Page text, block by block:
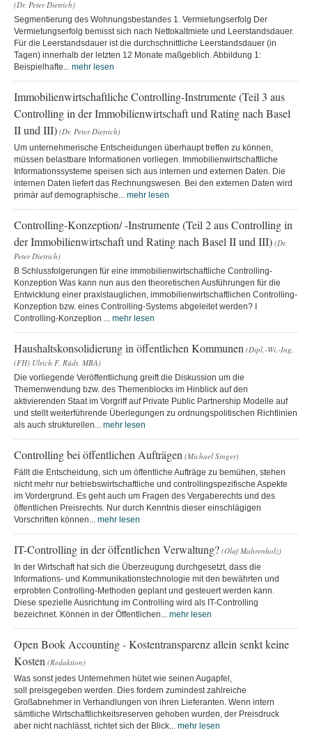
(Dr. Peter Dietrich)
Segmentierung des Wohnungsbestandes 1. Vermietungserfolg Der
Vermietungserfolg bemisst sich nach Nettokaltmiete und Leerstandsdauer.
Für die Leerstandsdauer ist die durchschnittliche Leerstandsdauer (in
Tagen) innerhalb der letzten 12 Monate maßgeblich. Abbildung 1:
Beispielhafte... mehr lesen
Immobilienwirtschaftliche Controlling-Instrumente (Teil 3 aus
Controlling in der Immobilienwirtschaft und Rating nach Basel
II und III) (Dr. Peter Dietrich)
Um unternehmerische Entscheidungen überhaupt treffen zu können,
müssen belastbare Informationen vorliegen. Immobilienwirtschaftliche
Informationssysteme speisen sich aus internen und externen Daten. Die
internen Daten liefert das Rechnungswesen. Bei den externen Daten wird
primär auf demographische... mehr lesen
Controlling-Konzeption/ -Instrumente (Teil 2 aus Controlling in
der Immobilienwirtschaft und Rating nach Basel II und III) (Dr.
Peter Dietrich)
B Schlussfolgerungen für eine immobilienwirtschaftliche Controlling-
Konzeption Was kann nun aus den theoretischen Ausführungen für die
Entwicklung einer praxistauglichen, immobilienwirtschaftlichen Controlling-
Konzeption bzw. eines Controlling-Systems abgeleitet werden? I
Controlling-Konzeption ... mehr lesen
Haushaltskonsolidierung in öffentlichen Kommunen (Dipl.-Wi.-Ing.
(FH) Ulrich F. Rüdt, MBA)
Die vorliegende Veröffentlichung greift die Diskussion um die
Themenwendung bzw. des Themenblocks im Hinblick auf den
aktivierenden Staat im Vorgriff auf Private Public Partnership Modelle auf
und stellt weiterführende Überlegungen zu ordnungspolitischen Richtlinien
als auch strukturellen... mehr lesen
Controlling bei öffentlichen Aufträgen (Michael Singer)
Fällt die Entscheidung, sich um öffentliche Aufträge zu bemühen, stehen
nicht mehr nur betriebswirtschaftliche und controllingspezifische Aspekte
im Vordergrund. Es geht auch um Fragen des Vergaberechts und des
öffentlichen Preisrechts. Nur durch Kenntnis dieser einschlägigen
Vorschriften können... mehr lesen
IT-Controlling in der öffentlichen Verwaltung? (Olaf Mahrenholz)
In der Wirtschaft hat sich die Überzeugung durchgesetzt, dass die
Informations- und Kommunikationstechnologie mit den bewährten und
erprobten Controlling-Methoden geplant und gesteuert werden kann.
Diese spezielle Ausrichtung im Controlling wird als IT-Controlling
bezeichnet. Können in der Öffentlichen... mehr lesen
Open Book Accounting - Kostentransparenz allein senkt keine
Kosten (Redaktion)
Was sonst jedes Unternehmen hütet wie seinen Augapfel,
soll preisgegeben werden. Dies fordern zumindest zahlreiche
Großabnehmer in Verhandlungen von ihren Lieferanten. Wenn intern
sämtliche Wirtschaftlichkeitsreserven gehoben wurden, der Preisdruck
aber nicht nachlässt, richtet sich der Blick... mehr lesen